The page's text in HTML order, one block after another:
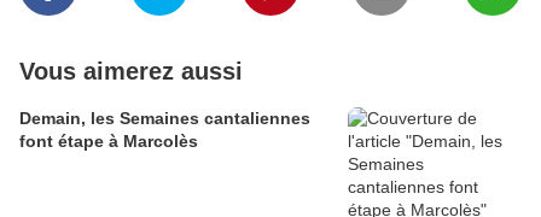
Vous aimerez aussi
Demain, les Semaines cantaliennes
font étape à Marcolès